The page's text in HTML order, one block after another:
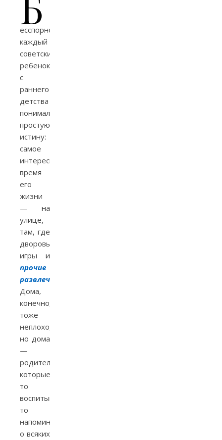
есспорно,
каждый
советский
ребенок
с
раннего
детства
понимал
простую
истину:
самое
интересное
время
его
жизни
— на
улице,
там, где
дворовые
игры и
прочие
развлечения
Дома,
конечно,
тоже
неплохо,
но дома
—
родители,
которые
то
воспитывают,
то
напоминают
о всяких